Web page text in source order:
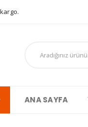
ANA SAYFA